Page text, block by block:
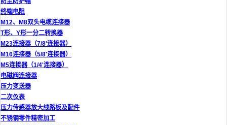
终端电阻
M12、M8双头电缆连接器
T形、Y形一分二转换器
M23连接器（7/8'连接器）
M16连接器（5/8'连接器）
M5连接器（1/4'连接器）
电磁阀连接器
压力变送器
二次仪表
压力传感器放大线路板及配件
不锈钢零件精密加工